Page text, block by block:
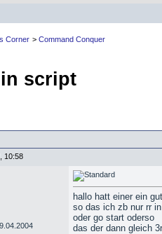
Corner > Command Conquer
script
10:58
hallo hatt einer ein
so das ich zb nur rr
oder go start oderso
das der dann gleich